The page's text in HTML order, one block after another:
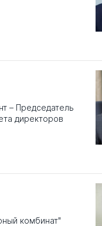
– Председатель
директоров
комбинат"